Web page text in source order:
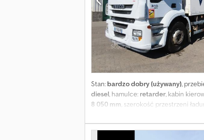
Stan: bardzo dobry (używany),
diesel, hamulce: retarder, kabin
8 050 mm, szerokość przestrzeni
elektryczne sterowanie szybami,
wyposażenie = - Aluminiowy zbiornik
CD - Osłona przeciwsłoneczna -